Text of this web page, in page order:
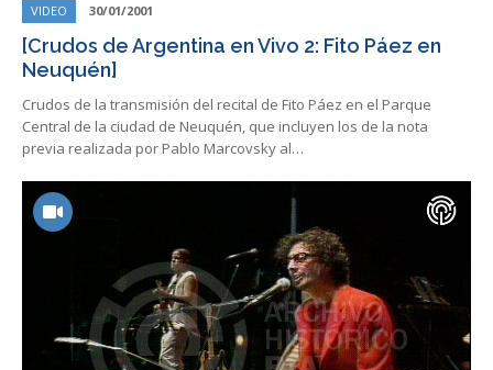
VIDEO 30/01/2001
[Crudos de Argentina en Vivo 2: Fito Páez en
Neuquén]
Crudos de la transmisión del recital de Fito Páez en el Parque
Central de la ciudad de Neuquén, que incluyen los de la nota
previa realizada por Pablo Marcovsky al…